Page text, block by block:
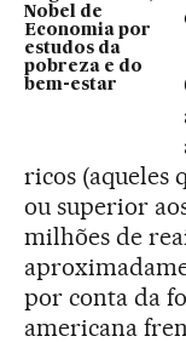
Nobel de
Economia por
estudos da
pobreza e do
bem-estar
ricos (aqueles
ou superior
milhões de
por conta da
americana